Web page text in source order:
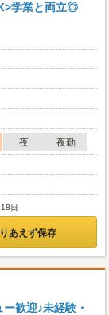
学業と両立◎
夜
夜勤
日
あえず保存
歓迎♪未経験・